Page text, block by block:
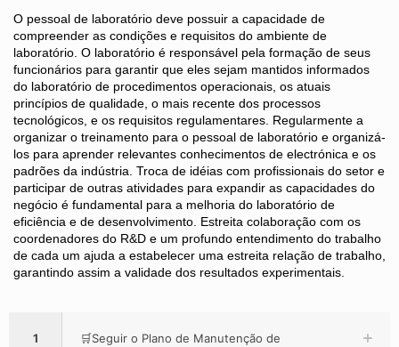
O pessoal de laboratório deve possuir a capacidade de
compreender as condições e requisitos do ambiente de
laboratório. O laboratório é responsável pela formação de seus
funcionários para garantir que eles sejam mantidos informados
do laboratório de procedimentos operacionais, os atuais
princípios de qualidade, o mais recente dos processos
tecnológicos, e os requisitos regulamentares. Regularmente a
organizar o treinamento para o pessoal de laboratório e organizá-
los para aprender relevantes conhecimentos de electrónica e os
padrões da indústria. Troca de idéias com profissionais do setor e
participar de outras atividades para expandir as capacidades do
negócio é fundamental para a melhoria do laboratório de
eficiência e de desenvolvimento. Estreita colaboração com os
coordenadores do R&D e um profundo entendimento do trabalho
de cada um ajuda a estabelecer uma estreita relação de trabalho,
garantindo assim a validade dos resultados experimentais.
1
🛒Seguir o Plano de Manutenção de